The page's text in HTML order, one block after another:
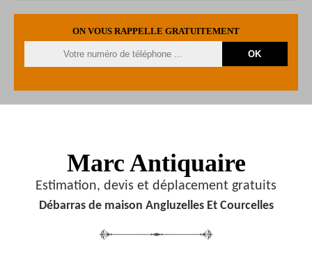
ON VOUS RAPPELLE GRATUITEMENT
Marc Antiquaire
Estimation, devis et déplacement gratuits
Débarras de maison Angluzelles Et Courcelles